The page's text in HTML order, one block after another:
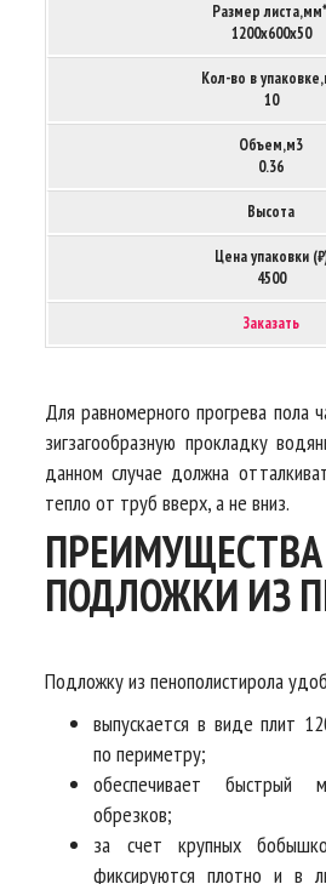
Размер
1200х600х50
Кол-во в
10
Объем,м3
0.36
Высота
Цена упаковки
4500
Заказать
Для равномерного прогрева пола
зигзагообразную прокладку
данном случае должна
тепло от труб вверх, а не вниз.
ПРЕИМУЩЕСТВА
ПОДЛОЖКИ ИЗ
Подложку из пенополистирола
выпускается в виде плит
по периметру;
обеспечивает
обрезков;
за счет крупных
фиксируются плотно и в